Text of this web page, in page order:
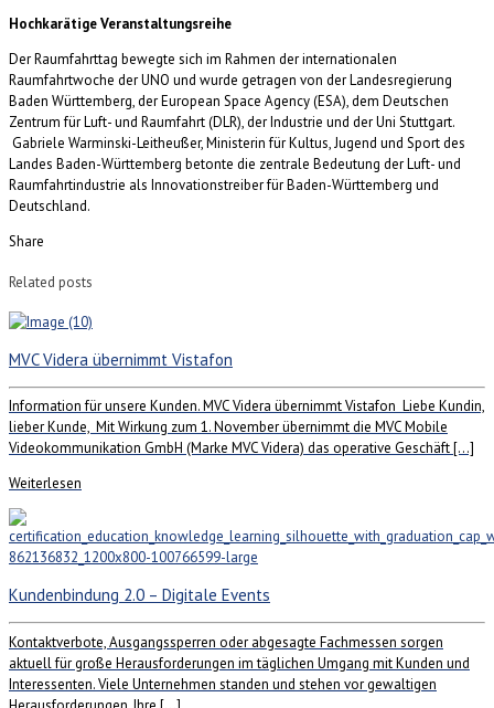
Hochkarätige Veranstaltungsreihe
Der Raumfahrttag bewegte sich im Rahmen der internationalen
Raumfahrtwoche der UNO und wurde getragen von der Landesregierung
Baden Württemberg, der European Space Agency (ESA), dem Deutschen
Zentrum für Luft- und Raumfahrt (DLR), der Industrie und der Uni Stuttgart.
Gabriele Warminski-Leitheußer, Ministerin für Kultus, Jugend und Sport des
Landes Baden-Württemberg betonte die zentrale Bedeutung der Luft- und
Raumfahrtindustrie als Innovationstreiber für Baden-Württemberg und
Deutschland.
Share
Related posts
MVC Videra übernimmt Vistafon
Information für unsere Kunden. MVC Videra übernimmt Vistafon Liebe Kundin,
lieber Kunde, Mit Wirkung zum 1. November übernimmt die MVC Mobile
Videokommunikation GmbH (Marke MVC Videra) das operative Geschäft […]
Weiterlesen
Kundenbindung 2.0 – Digitale Events
Kontaktverbote, Ausgangssperren oder abgesagte Fachmessen sorgen
aktuell für große Herausforderungen im täglichen Umgang mit Kunden und
Interessenten. Viele Unternehmen standen und stehen vor gewaltigen